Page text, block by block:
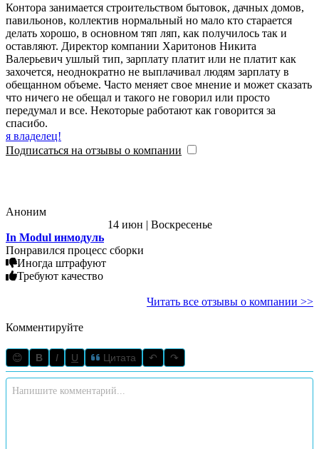
Контора занимается строительством бытовок, дачных домов,
павильонов, коллектив нормальный но мало кто старается
делать хорошо, в основном тяп ляп, как получилось так и
оставляют. Директор компании Харитонов Никита
Валерьевич ушлый тип, зарплату платит или не платит как
захочется, неоднократно не выплачивал людям зарплату в
обещанном объеме. Часто меняет свое мнение и может сказать
что ничего не обещал и такого не говорил или просто
передумал и все. Некоторые работают как говорится за
спасибо.
я владелец!
Подписаться на отзывы о компании
Аноним
14 июн | Воскресенье
In Modul инмодуль
Понравился процесс сборки
Иногда штрафуют
Требуют качество
Читать все отзывы о компании >>
Комментируйте
😊 B I U Цитата ↶ ↷